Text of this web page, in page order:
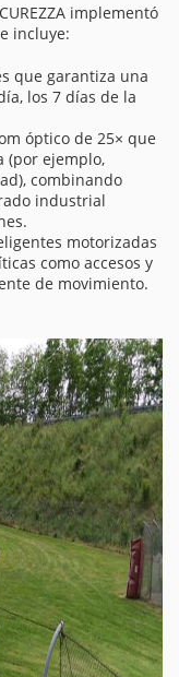
implementó
incluye:
que garantiza una
los 7 días de la
óptico de 25× que
(por ejemplo,
combinando
industrial
motorizadas
como accesos y
de movimiento.